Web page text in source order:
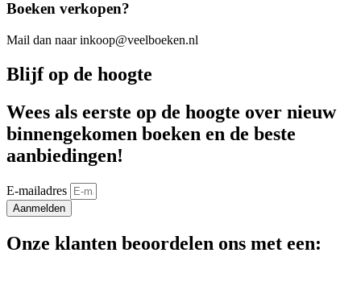
Boeken verkopen?
Mail dan naar inkoop@veelboeken.nl
Blijf op de hoogte
Wees als eerste op de hoogte over nieuw
binnengekomen boeken en de beste
aanbiedingen!
E-mailadres
Aanmelden
Onze klanten beoordelen ons met een: